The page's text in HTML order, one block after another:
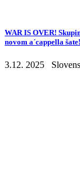
WAR IS OVER!
novom a´cappella šate!
3.12. 2025